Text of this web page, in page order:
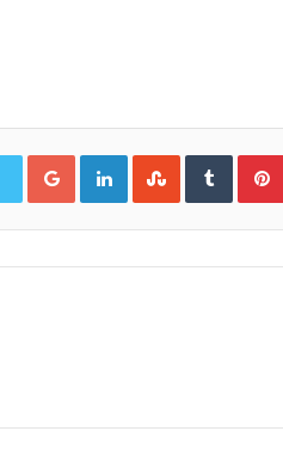
Google+LinkedInStumbleUpon
Tumblr